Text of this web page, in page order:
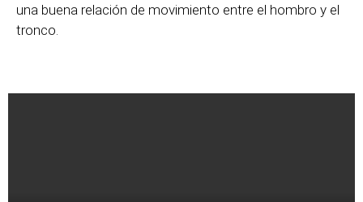
una buena relación de movimiento entre el hombro y el
tronco.